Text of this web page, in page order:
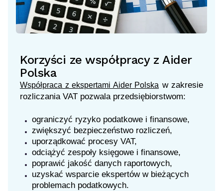
Korzyści ze współpracy z Aider
Polska
Współpraca z ekspertami Aider Polska w zakresie
rozliczania VAT pozwala przedsiębiorstwom:
ograniczyć ryzyko podatkowe i finansowe,
zwiększyć bezpieczeństwo rozliczeń,
uporządkować procesy VAT,
odciążyć zespoły księgowe i finansowe,
poprawić jakość danych raportowych,
uzyskać wsparcie ekspertów w bieżących
problemach podatkowych.